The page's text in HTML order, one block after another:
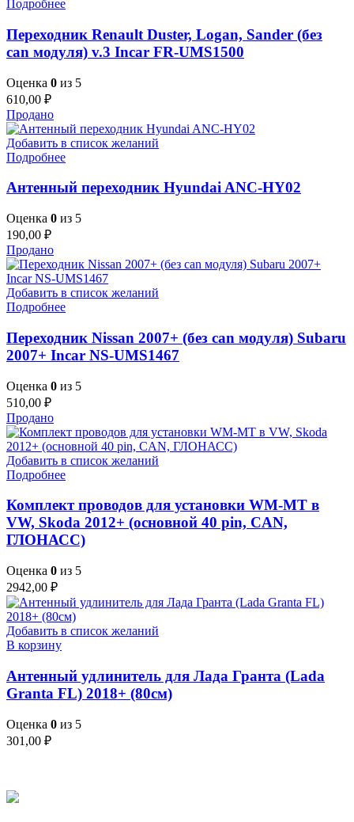
Подробнее
Переходник Renault Duster, Logan, Sander (без
can модуля) v.3 Incar FR-UMS1500
Оценка 0 из 5
610,00 ₽
Продано
Добавить в список желаний
Подробнее
Антенный переходник Hyundai ANC-HY02
Оценка 0 из 5
190,00 ₽
Продано
Добавить в список желаний
Подробнее
Переходник Nissan 2007+ (без can модуля) Subaru
2007+ Incar NS-UMS1467
Оценка 0 из 5
510,00 ₽
Продано
Добавить в список желаний
Подробнее
Комплект проводов для установки WM-MT в
VW, Skoda 2012+ (основной 40 pin, CAN,
ГЛОНАСС)
Оценка 0 из 5
2942,00 ₽
Добавить в список желаний
В корзину
Антенный удлинитель для Лада Гранта (Lada
Granta FL) 2018+ (80см)
Оценка 0 из 5
301,00 ₽